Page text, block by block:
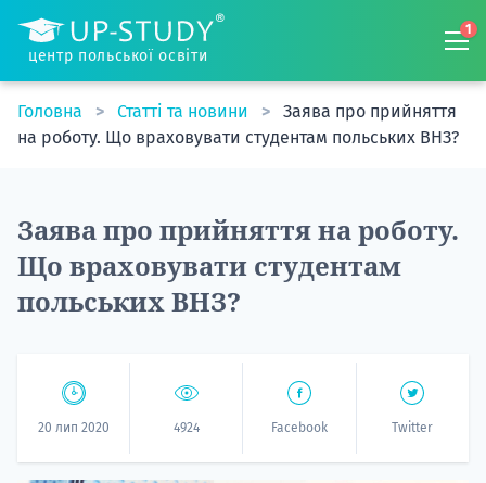
центр польської освіти
1
Головна Статті та новини
Заява про прийняття
на роботу. Що враховувати студентам польських ВНЗ?
Заява про прийняття на роботу.
Що враховувати студентам
польських ВНЗ?
20 лип 2020 4924 Facebook Twitter